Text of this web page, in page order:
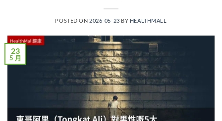
POSTED ON 2026-05-23 BY HEALTHMALL
23
5 月